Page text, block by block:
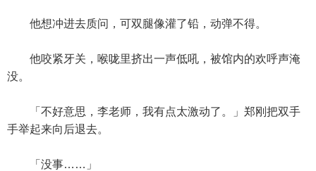
他想冲进去质问，可双腿像灌了铅，动弹不得。
他咬紧牙关，喉咙里挤出一声低吼，被馆内的欢呼声淹
没。
「不好意思，李老师，我有点太激动了。」郑刚把双手
手举起来向后退去。
「没事……」